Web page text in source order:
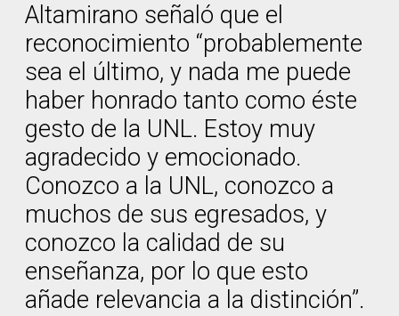
Altamirano señaló que el
reconocimiento “probablemente
sea el último, y nada me puede
haber honrado tanto como éste
gesto de la UNL. Estoy muy
agradecido y emocionado.
Conozco a la UNL, conozco a
muchos de sus egresados, y
conozco la calidad de su
enseñanza, por lo que esto
añade relevancia a la distinción”.